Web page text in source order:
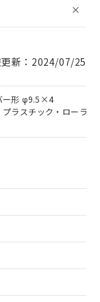
新：2024/07/25
ー形 φ9.5×4
ラスチック・ローラ